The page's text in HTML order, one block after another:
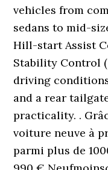
vehicles from
sedans to mid-
Hill-start Assist
Stability Control
driving
and a rear
practicality. .
voiture neuve à
parmi plus de